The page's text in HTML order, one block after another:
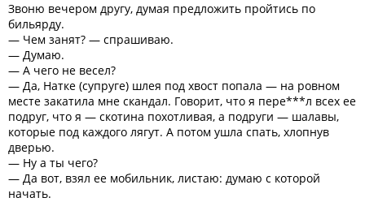
Звоню вечером другу, думая предложить пройтись по
бильярду.
— Чем занят? — спрашиваю.
— Думаю.
— А чего не весел?
— Да, Натке (супруге) шлея под хвост попала — на ровном
месте закатила мне скандал. Говорит, что я пере***л всех ее
подруг, что я — скотина похотливая, а подруги — шалавы,
которые под каждого лягут. А потом ушла спать, хлопнув
дверью.
— Ну а ты чего?
— Да вот, взял ее мобильник, листаю: думаю с которой
начать.